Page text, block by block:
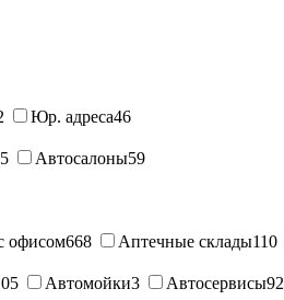
Юр. адреса46
Автосалоны59
офисом668 Аптечные склады110
Автомойки3 Автосервисы92